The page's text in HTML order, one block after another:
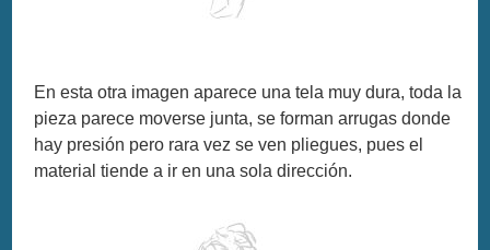
En esta otra imagen aparece una tela muy dura, toda la
pieza parece moverse junta, se forman arrugas donde
hay presión pero rara vez se ven pliegues, pues el
material tiende a ir en una sola dirección.